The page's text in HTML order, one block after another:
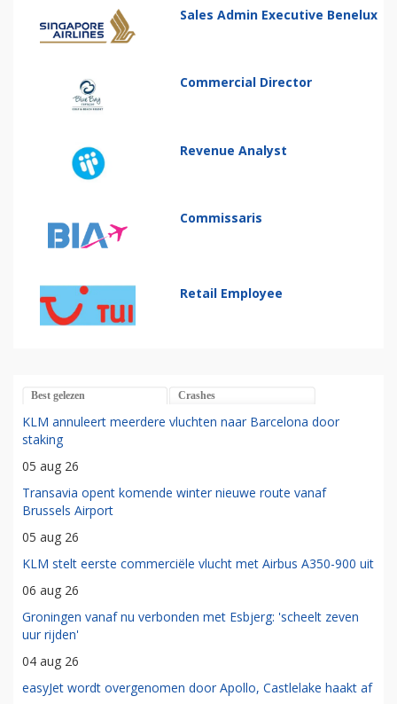
Sales Admin Executive Benelux
Commercial Director
Revenue Analyst
Commissaris
Retail Employee
Best gelezen Crashes
KLM annuleert meerdere vluchten naar Barcelona door
staking
05 aug 26
Transavia opent komende winter nieuwe route vanaf
Brussels Airport
05 aug 26
KLM stelt eerste commerciële vlucht met Airbus A350-900 uit
06 aug 26
Groningen vanaf nu verbonden met Esbjerg: 'scheelt zeven
uur rijden'
04 aug 26
easyJet wordt overgenomen door Apollo, Castlelake haakt af